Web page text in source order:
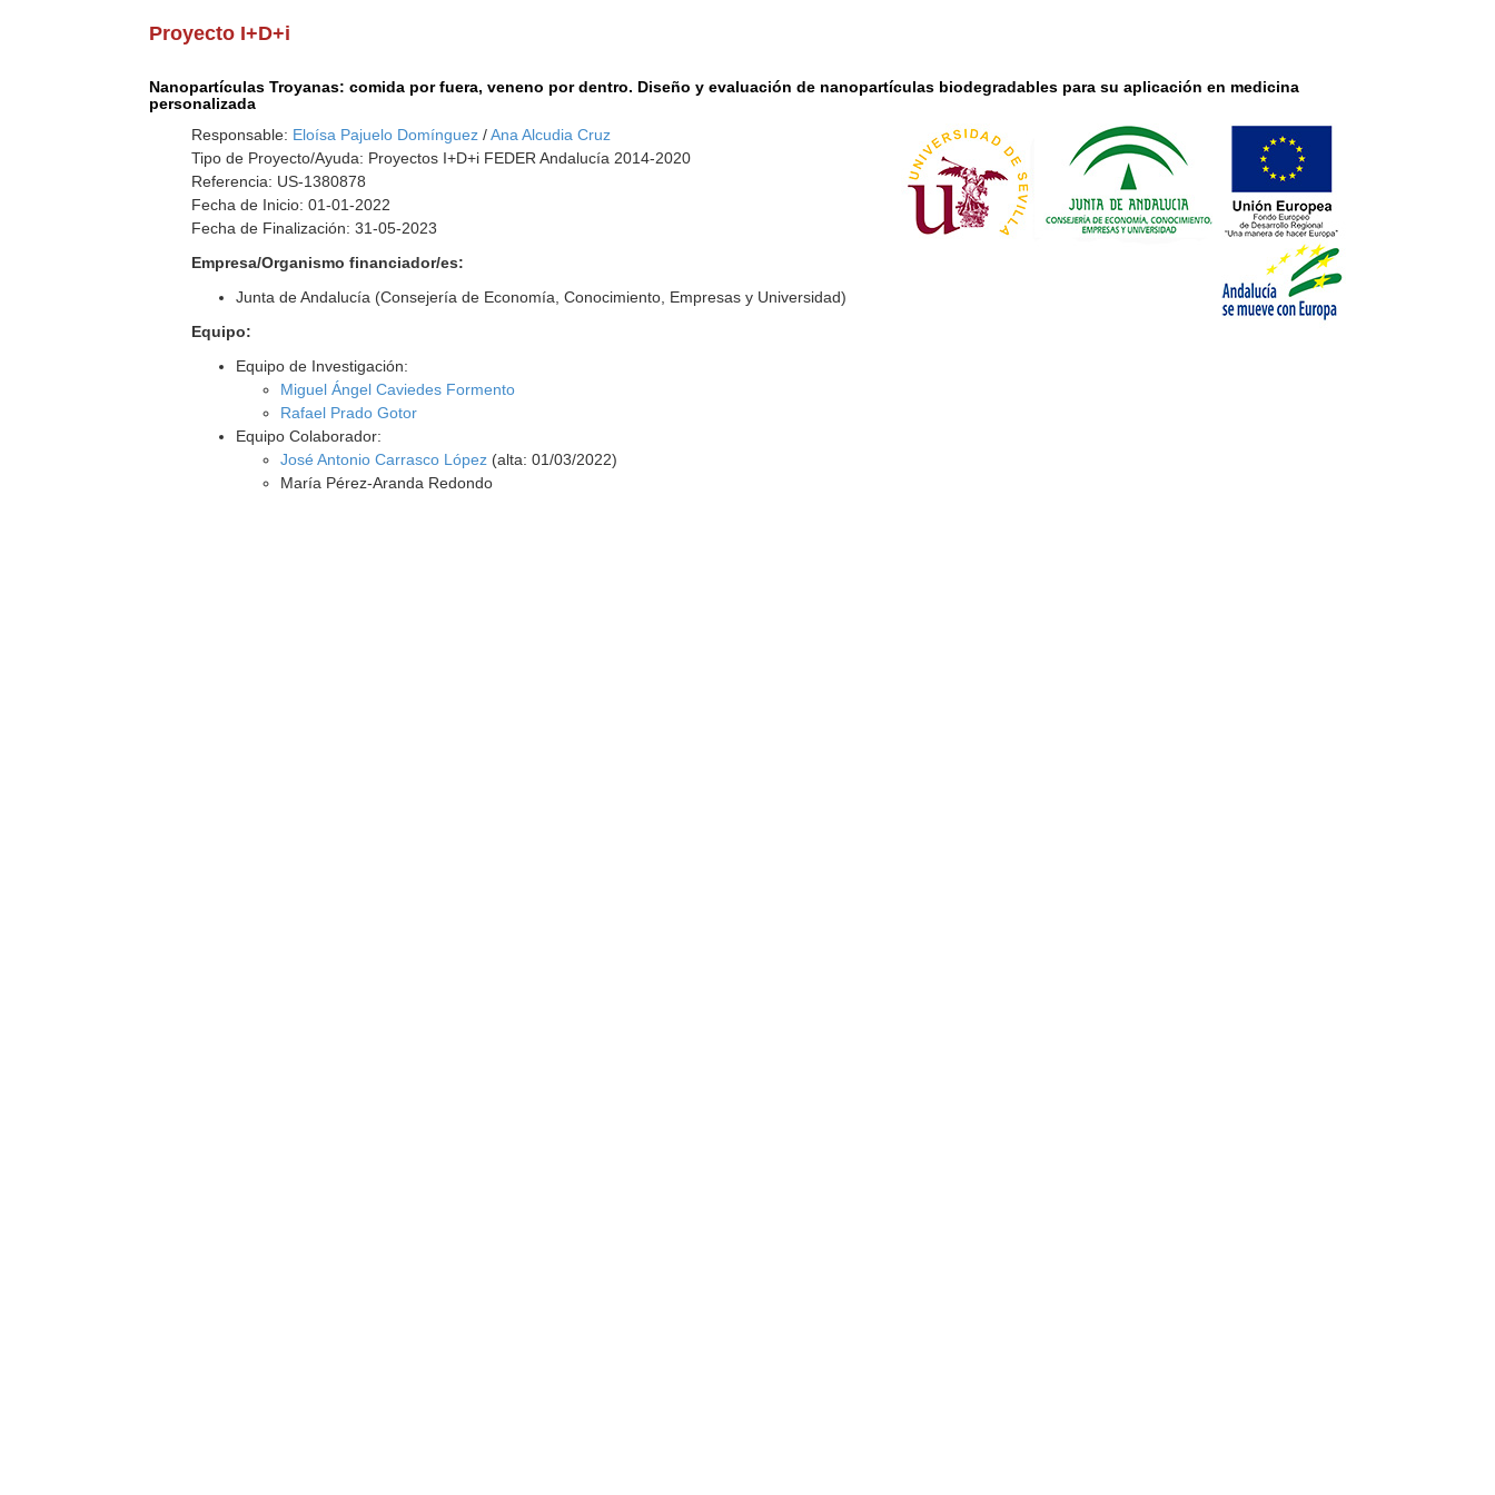
Proyecto I+D+i
Nanopartículas Troyanas: comida por fuera, veneno por dentro. Diseño y evaluación de nanopartículas biodegradables para su aplicación en medicina
personalizada
Responsable: Eloísa Pajuelo Domínguez /Ana Alcudia Cruz
Tipo de Proyecto/Ayuda: Proyectos I+D+i FEDER Andalucía 2014-2020
Referencia: US-1380878
Fecha de Inicio: 01-01-2022
Fecha de Finalización: 31-05-2023
Empresa/Organismo financiador/es:
Junta de Andalucía (Consejería de Economía, Conocimiento, Empresas y Universidad)
Equipo:
Equipo de Investigación:
Miguel Ángel Caviedes Formento
Rafael Prado Gotor
Equipo Colaborador:
José Antonio Carrasco López (alta: 01/03/2022)
María Pérez-Aranda Redondo